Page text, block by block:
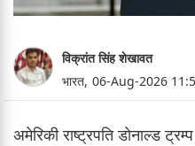
विक्रांत सिंह शेखावत
भारत, 06-Aug-2026
अमेरिकी राष्ट्रपति डोनाल्ड